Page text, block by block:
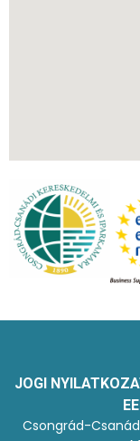
JOGI
Csongrád-